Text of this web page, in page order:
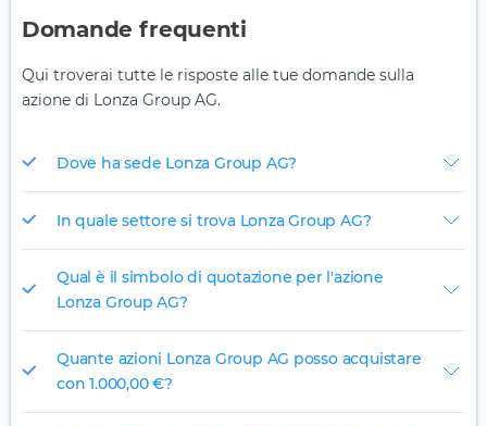
Domande frequenti
Qui troverai tutte le risposte alle tue domande sulla
azione di Lonza Group AG.
Dove ha sede Lonza Group AG?
In quale settore si trova Lonza Group AG?
Qual è il simbolo di quotazione per l'azione
Lonza Group AG?
Quante azioni Lonza Group AG posso acquistare
con 1.000,00 €?